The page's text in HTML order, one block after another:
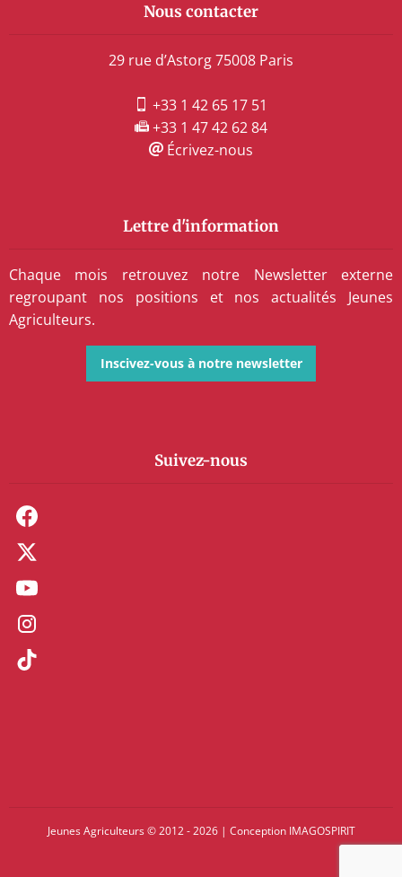
Nous contacter
29 rue d’Astorg 75008 Paris
+33 1 42 65 17 51
+33 1 47 42 62 84
Écrivez-nous
Lettre d'information
Chaque mois retrouvez notre Newsletter externe
regroupant nos positions et nos actualités Jeunes
Agriculteurs.
Inscivez-vous à notre newsletter
Suivez-nous
Jeunes Agriculteurs © 2012 - 2026 | Conception IMAGOSPIRIT